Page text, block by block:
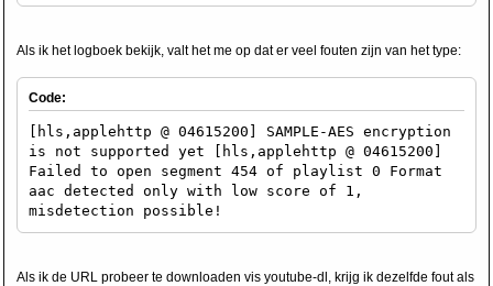
Als ik het logboek bekijk, valt het me op dat er veel fouten zijn van het type:
Code:
[hls,applehttp @ 04615200] SAMPLE-AES encryption
is not supported yet [hls,applehttp @ 04615200]
Failed to open segment 454 of playlist 0 Format
aac detected only with low score of 1,
misdetection possible!
Als ik de URL probeer te downloaden vis youtube-dl, krijg ik dezelfde fout als